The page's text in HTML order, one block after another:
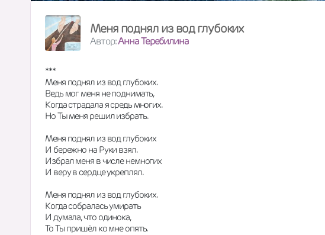
Меня поднял из вод глубоких
Автор:Анна Теребилина
***
Меня поднял из вод глубоких.
Ведь мог меня не поднимать,
Когда страдала я средь многих.
Но Ты меня решил избрать.
Меня поднял из вод глубоких
И бережно на Руки взял.
Избрал меня в числе немногих
И веру в сердце укреплял.
Меня поднял из вод глубоких.
Когда собралась умирать
И думала, что одинока,
То Ты пришёл ко мне опять.